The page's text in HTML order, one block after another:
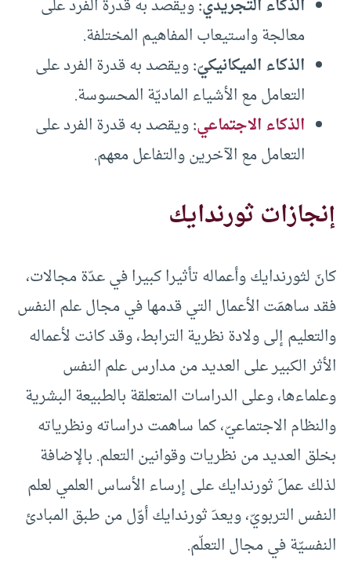
الذكاء التجريدي:ويقصد به قدرة الفرد على
معالجة واستيعاب المفاهيم المختلفة.
الذكاء الميكانيكيّ:ويقصد به قدرة الفرد على
التعامل مع الأشياء الماديّة المحسوسة.
الذكاء الاجتماعي:ويقصد به قدرة الفرد على
التعامل مع الآخرين والتفاعل معهم.
إنجازات ثورندايك
كانَ لثورندايك وأعماله تأثيرا كبيرا في عدّة مجالات،
فقد ساهمَت الأعمال التي قدمها في مجال علم النفس
والتعليم إلى ولادة نظرية الترابط، وقد كانت لأعماله
الأثر الكبير على العديد من مدارس علم النفس
وعلماءها، وعلى الدراسات المتعلقة بالطبيعة البشرية
والنظام الاجتماعيّ، كما ساهمت دراساته ونظرياته
بخلق العديد من نظريات وقوانين التعلم. بالإضافة
لذلك عملَ ثورندايك على إرساء الأساس العلمي لعلم
النفس التربويّ، ويعدَ ثورندايك أوّل من طبق المبادئ
النفسيّة في مجال التعلّم.